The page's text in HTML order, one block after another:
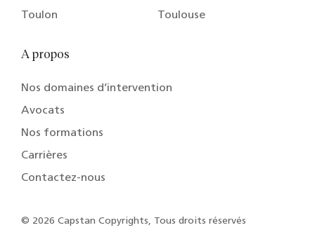
Toulon
Toulouse
A propos
Nos domaines d’intervention
Avocats
Nos formations
Carrières
Contactez-nous
© 2026 Capstan Copyrights, Tous droits réservés